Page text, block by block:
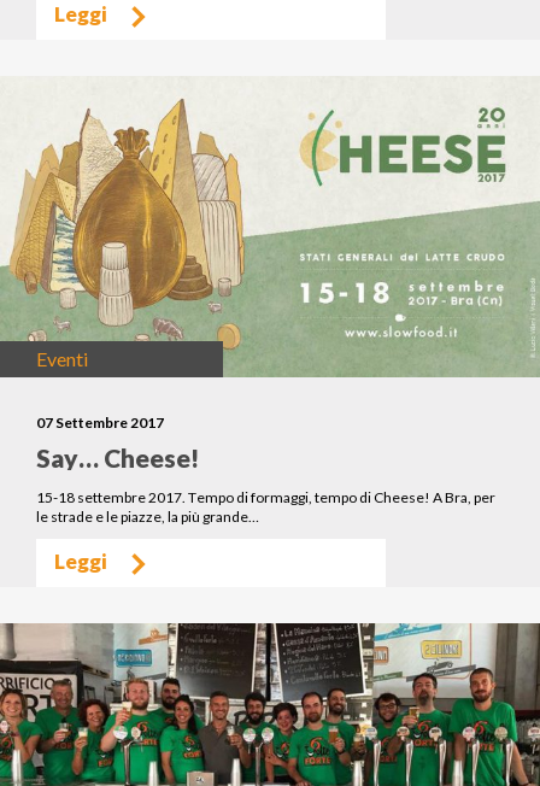
Leggi
Eventi
07 Settembre 2017
Say… Cheese!
15-18 settembre 2017. Tempo di formaggi, tempo di Cheese! A Bra, per
le strade e le piazze, la più grande…
Leggi